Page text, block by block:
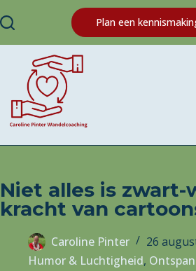
Plan een
Niet alles is zwart-
kracht van
Caroline Pinter
26
Humor & Luchtigheid,